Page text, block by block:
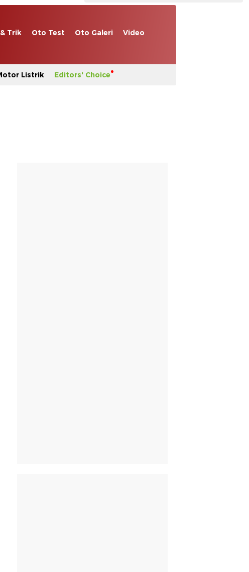
Trik Oto Test Oto Galeri Video
Listrik Editors' Choice